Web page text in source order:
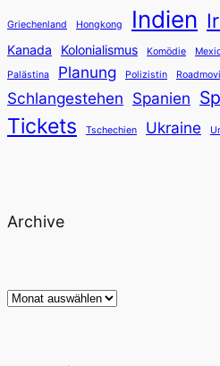
Griechenland Hongkong Indien
Kanada Kolonialismus Komödie
Palästina
Planung Polizistin
Schlangestehen Spanien
Tickets Tschechien Ukraine
Archive
Archiv